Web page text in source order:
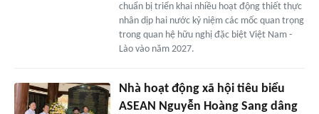
chuẩn bị triển khai nhiều hoạt động thiết thực
nhân dịp hai nước kỷ niệm các mốc quan trọng
trong quan hệ hữu nghị đặc biệt Việt Nam -
Lào vào năm 2027.
Nhà hoạt động xã hội tiêu biểu
ASEAN Nguyễn Hoàng Sang dâng